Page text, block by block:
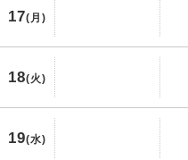
17(月)
18(火)
19(水)